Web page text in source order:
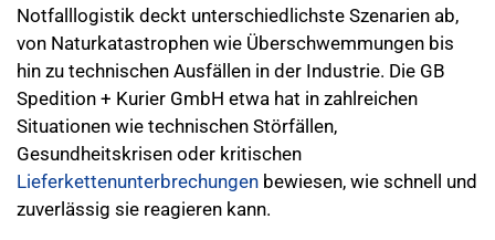
Notfalllogistik deckt unterschiedlichste Szenarien ab,
von Naturkatastrophen wie Überschwemmungen bis
hin zu technischen Ausfällen in der Industrie. Die GB
Spedition + Kurier GmbH etwa hat in zahlreichen
Situationen wie technischen Störfällen,
Gesundheitskrisen oder kritischen
Lieferkettenunterbrechungen bewiesen, wie schnell und
zuverlässig sie reagieren kann.